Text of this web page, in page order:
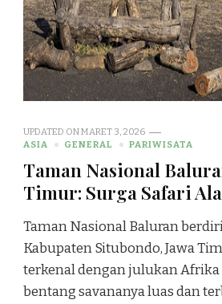
UPDATED ONMARET 3, 2026
ASIA
GENERAL PARIWISATA
Taman Nasional
Timur: Surga Safari
Taman Nasional Baluran
Kabupaten Situbondo, Jawa
terkenal dengan julukan Afrika
bentang savananya luas dan